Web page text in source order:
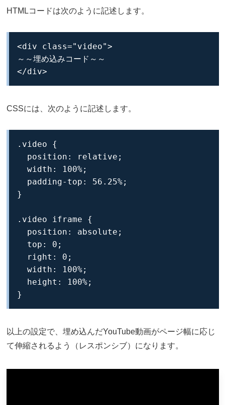
HTMLコードは次のように記述します。
<div class="video">
～～埋め込みコード～～
</div>
CSSには、次のように記述します。
.video {
  position: relative;
  width: 100%;
  padding-top: 56.25%;
}
.video iframe {
  position: absolute;
  top: 0;
  right: 0;
  width: 100%;
  height: 100%;
}
以上の設定で、埋め込んだYouTube動画がページ幅に応じ
て伸縮されるよう（レスポンシブ）になります。